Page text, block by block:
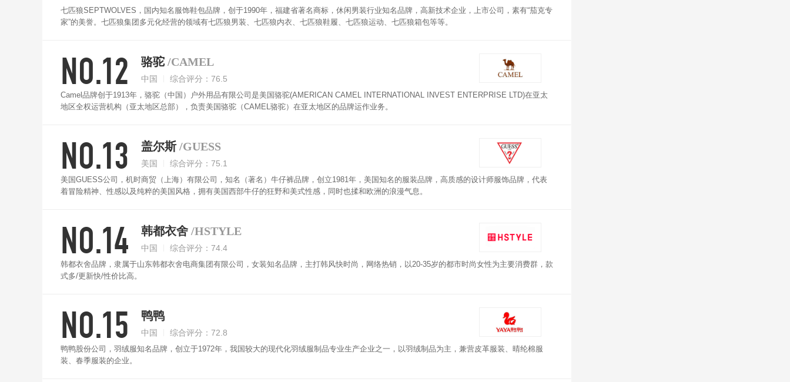
七匹狼SEPTWOLVES，国内知名服饰鞋包品牌，创于1990年，福建省著名商标，休闲男装行业知名品牌，高新技术企业，上市公司，素有“茄克专
家”的美誉。七匹狼集团多元化经营的领域有七匹狼男装、七匹狼内衣、七匹狼鞋履、七匹狼运动、七匹狼箱包等等。
NO.12 骆驼 /CAMEL
中国 综合评分：76.5
Camel品牌创于1913年，骆驼（中国）户外用品有限公司是美国骆驼(AMERICAN CAMEL INTERNATIONAL INVEST ENTERPRISE LTD)在亚太
地区全权运营机构（亚太地区总部），负责美国骆驼（CAMEL骆驼）在亚太地区的品牌运作业务。
NO.13 盖尔斯 /GUESS
美国 综合评分：75.1
美国GUESS公司，机时商贸（上海）有限公司，知名（著名）牛仔裤品牌，创立1981年，美国知名的服装品牌，高质感的设计师服饰品牌，代表
着冒险精神、性感以及纯粹的美国风格，拥有美国西部牛仔的狂野和美式性感，同时也揉和欧洲的浪漫气息。
NO.14 韩都衣舍 /HSTYLE
中国 综合评分：74.4
韩都衣舍品牌，隶属于山东韩都衣舍电商集团有限公司，女装知名品牌，主打韩风快时尚，网络热销，以20-35岁的都市时尚女性为主要消费群，款
式多/更新快/性价比高。
NO.15 鸭鸭
中国 综合评分：72.8
鸭鸭股份公司，羽绒服知名品牌，创立于1972年，我国较大的现代化羽绒服制品专业生产企业之一，以羽绒制品为主，兼营皮革服装、晴纶棉服
装、春季服装的企业。